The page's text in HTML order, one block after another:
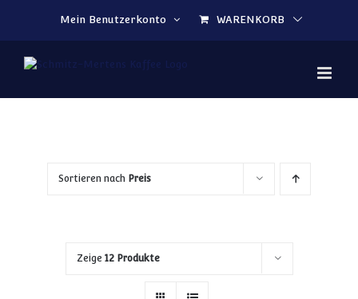
Mein Benutzerkonto
WARENKORB
Sortieren nach Preis
Zeige 12 Produkte